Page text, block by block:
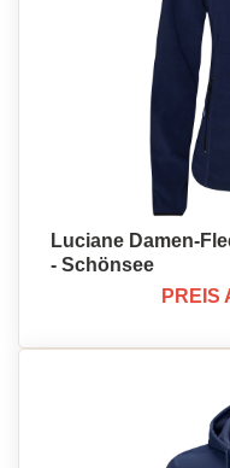
Luciane Damen-
- Schönsee
PREIS